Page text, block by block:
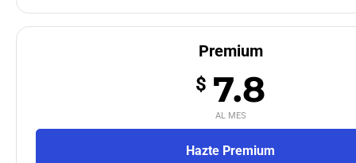
Premium
$ 7.8
AL MES
Hazte Premium